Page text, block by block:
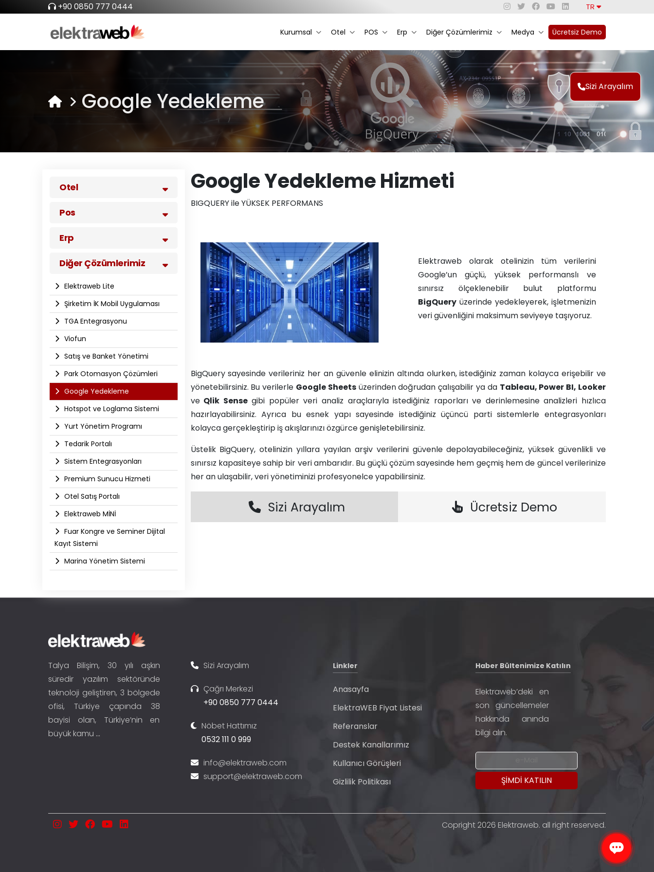
+90 0850 777 0444 TR
Kurumsal Otel POS Erp Diğer Çözümlerimiz Medya Ücretsiz Demo
Sizi Arayalım
Google Yedekleme
Otel
Pos
Erp
Diğer Çözümlerimiz
Elektraweb Lite
Şirketim İK Mobil Uygulaması
TGA Entegrasyonu
Viofun
Satış ve Banket Yönetimi
Park Otomasyon Çözümleri
Google Yedekleme
Hotspot ve Loglama Sistemi
Yurt Yönetim Programı
Tedarik Portalı
Sistem Entegrasyonları
Premium Sunucu Hizmeti
Otel Satış Portalı
Elektraweb MİNİ
Fuar Kongre ve Seminer Dijital
Kayıt Sistemi
Marina Yönetim Sistemi
Google Yedekleme Hizmeti
BIGQUERY ile YÜKSEK PERFORMANS​
Elektraweb olarak otelinizin tüm verilerini
Google’un güçlü, yüksek performanslı ve
sınırsız ölçeklenebilir bulut platformu
BigQueryüzerinde yedekleyerek, işletmenizin
veri güvenliğini maksimum seviyeye taşıyoruz.​ ​
BigQuery sayesinde verileriniz her an güvenle elinizin altında olurken, istediğiniz zaman kolayca erişebilir ve
yönetebilirsiniz. Bu verilerle Google Sheetsüzerinden doğrudan çalışabilir ya da Tableau, Power BI, Looker
veQlik Sensegibi popüler veri analiz araçlarıyla istediğiniz raporları ve derinlemesine analizleri hızlıca
hazırlayabilirsiniz. Ayrıca bu esnek yapı sayesinde istediğiniz üçüncü parti sistemlerle entegrasyonları
kolayca gerçekleştirip iş akışlarınızı özgürce genişletebilirsiniz.
Üstelik BigQuery, otelinizin yıllara yayılan arşiv verilerini güvenle depolayabileceğiniz, yüksek güvenlikli ve
sınırsız kapasiteye sahip bir veri ambarıdır. Bu güçlü çözüm sayesinde hem geçmiş hem de güncel verilerinize
her an ulaşabilir, veri yönetiminizi profesyonelce yapabilirsiniz.​
Sizi Arayalım Ücretsiz Demo
Talya Bilişim, 30 yılı aşkın
süredir yazılım sektöründe
teknoloji geliştiren, 3 bölgede
ofisi, Türkiye çapında 38
bayisi olan, Türkiye’nin en
büyük kamu ...
Sizi Arayalım
Çağrı Merkezi
+90 0850 777 0444
Nöbet Hattımız
0532 111 0 999
info@elektraweb.com
support@elektraweb.com
Linkler
Anasayfa
ElektraWEB Fiyat Listesi
Referanslar
Destek Kanallarımız
Kullanıcı Görüşleri
Gizlilik Politikası
Haber Bültenimize Katılın
Elektraweb’deki en
son güncellemeler
hakkında anında
bilgi alın.
Copright 2026 Elektraweb. all right reserved.